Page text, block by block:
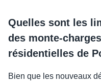
Quelles sont les
des monte-
résidentielles de
Bien que les nouveaux